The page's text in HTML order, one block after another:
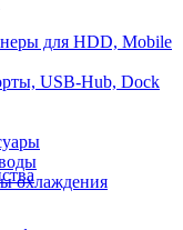
для HDD, Mobile
USB-Hub, Dock
охлаждения